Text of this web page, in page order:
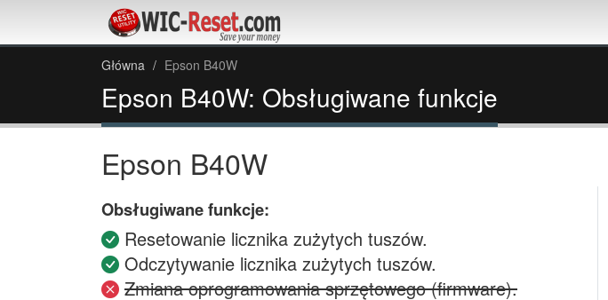
Główna Epson B40W
Epson B40W: Obsługiwane funkcje
Epson B40W
Obsługiwane funkcje:
Resetowanie licznika zużytych tuszów.
Odczytywanie licznika zużytych tuszów.
Zmiana oprogramowania sprzętowego (firmware).